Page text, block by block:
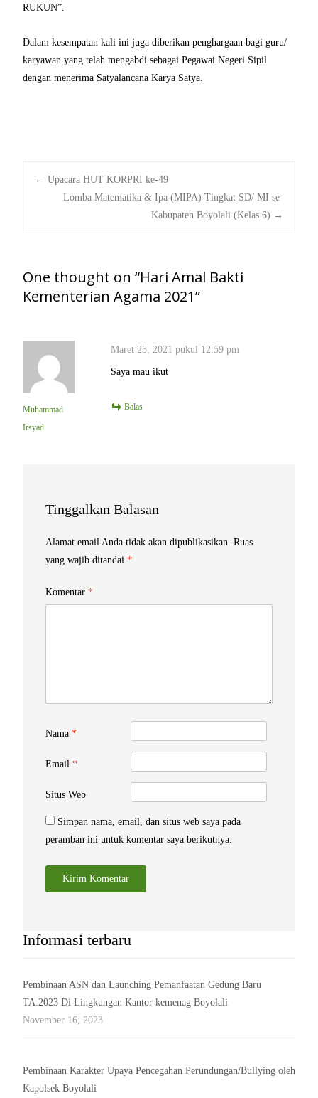
RUKUN”.
Dalam kesempatan kali ini juga diberikan penghargaan bagi guru/
karyawan yang telah mengabdi sebagai Pegawai Negeri Sipil
dengan menerima Satyalancana Karya Satya.
Post
navigation
← Upacara HUT KORPRI ke-49
Lomba Matematika & Ipa (MIPA) Tingkat SD/ MI se-
Kabupaten Boyolali (Kelas 6) →
One thought on “Hari Amal Bakti
Kementerian Agama 2021”
Muhammad
Irsyad
Maret 25, 2021 pukul 12:59 pm
Saya mau ikut
Balas
Tinggalkan Balasan
Alamat email Anda tidak akan dipublikasikan. Ruas
yang wajib ditandai *
Komentar *
Nama *
Email *
Situs Web
Simpan nama, email, dan situs web saya pada
peramban ini untuk komentar saya berikutnya.
Informasi terbaru
Pembinaan ASN dan Launching Pemanfaatan Gedung Baru
TA.2023 Di Lingkungan Kantor kemenag Boyolali
November 16, 2023
Pembinaan Karakter Upaya Pencegahan Perundungan/Bullying oleh
Kapolsek Boyolali